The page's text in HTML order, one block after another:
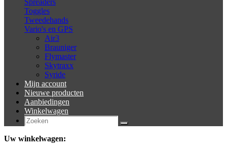
Spreaders
Toggles
Tweedehands
Vario's en GPS
Air3
Brauniger
Flymaster
Skytraxx
Syride
Mijn account
Nieuwe producten
Aanbiedingen
Winkelwagen
Uw winkelwagen: